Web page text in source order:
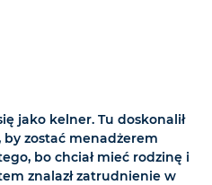
jako kelner. Tu doskonalił
by zostać menadżerem
bo chciał mieć rodzinę i
znalazł zatrudnienie w